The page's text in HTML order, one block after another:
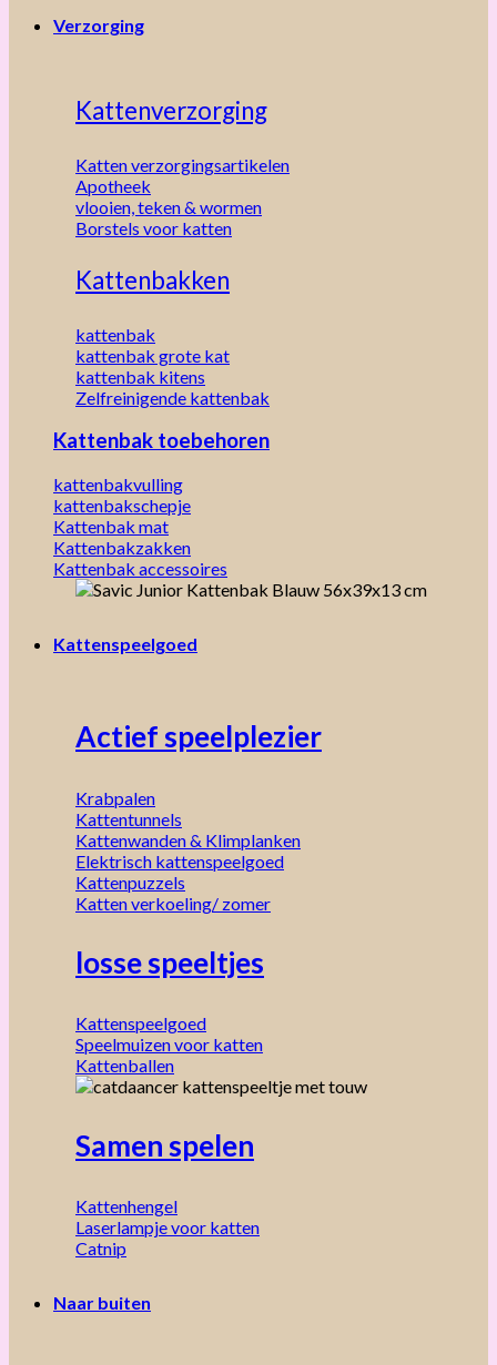
Verzorging
Kattenverzorging
Katten verzorgingsartikelen
Apotheek
vlooien, teken & wormen
Borstels voor katten
Kattenbakken
kattenbak
kattenbak grote kat
kattenbak kitens
Zelfreinigende kattenbak
Kattenbak toebehoren
kattenbakvulling
kattenbakschepje
Kattenbak mat
Kattenbakzakken
Kattenbak accessoires
Kattenspeelgoed
Actief speelplezier
Krabpalen
Kattentunnels
Kattenwanden & Klimplanken
Elektrisch kattenspeelgoed
Kattenpuzzels
Katten verkoeling/ zomer
losse speeltjes
Kattenspeelgoed
Speelmuizen voor katten
Kattenballen
Samen spelen
Kattenhengel
Laserlampje voor katten
Catnip
Naar buiten